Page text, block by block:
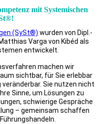
mit Systemischen
(SySt®) wurden von Dipl.-
Varga von Kibéd als
entwickelt.
machen wir
sichtbar, für Sie erlebbar
Sie nutzen nicht
Sinne, um Lösungen zu
schwierige Gespräche
– gemeinsam schaffen